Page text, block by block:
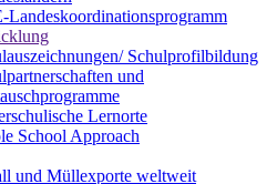
Landeskoordinationsprogramm
Schulprofilbildung
und
Lernorte
School Approach
und Müllexporte weltweit